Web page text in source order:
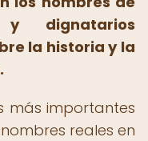
y dignatarios
la historia y la
más importantes
reales en